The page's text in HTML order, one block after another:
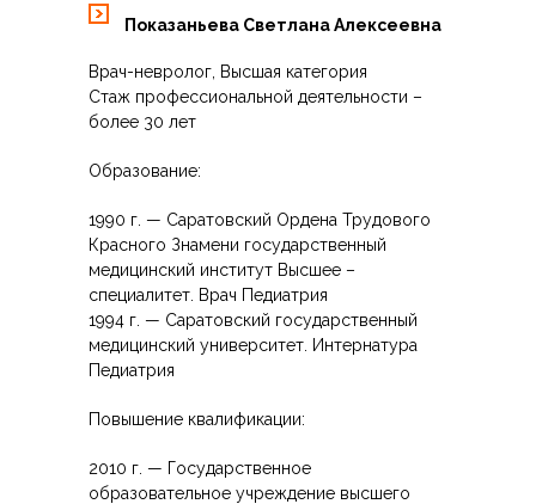
-- Врача - Психиатра
---- Врач-психиатр Алексеева Е.Е.
---- Психиатр Бычкова П.П.
-- Психолог/Нейропсихолог
---- Нейропсихолог Кудряшова Н.С.
---- Психолог, нейропсихолог
---- Психолог Андреева Ю.В.
---- Арт-терапевт, психолог
---- Психо-физический тренинг
---- Занятия ТОТ
Показаньева Светлана Алексеевна
Врач-невролог, Высшая категория
Стаж профессиональной деятельности –
более 30 лет
Образование:
1990 г. — Саратовский Ордена Трудового
Красного Знамени государственный
медицинский институт Высшее –
специалитет. Врач Педиатрия
1994 г. — Саратовский государственный
медицинский университет. Интернатура
Педиатрия
Повышение квалификации:
2010 г. — Государственное
образовательное учреждение высшего